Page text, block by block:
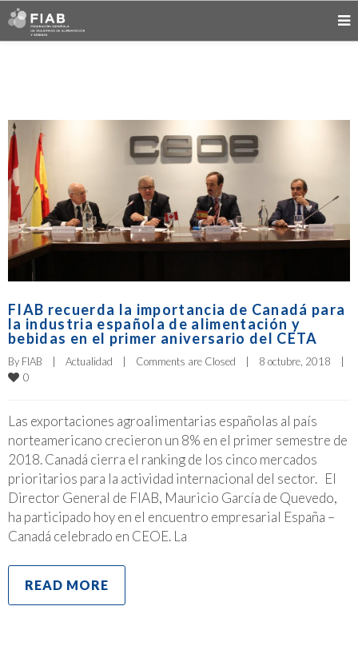
FIAB recuerda la importancia de Canadá para
la industria española de alimentación y
bebidas en el primer aniversario del CETA
By FIAB | Actualidad | Comments are Closed | 8 octubre, 2018 |
0
Las exportaciones agroalimentarias españolas al país
norteamericano crecieron un 8% en el primer semestre de
2018. Canadá cierra el ranking de los cinco mercados
prioritarios para la actividad internacional del sector. El
Director General de FIAB, Mauricio García de Quevedo,
ha participado hoy en el encuentro empresarial España –
Canadá celebrado en CEOE. La
READ MORE